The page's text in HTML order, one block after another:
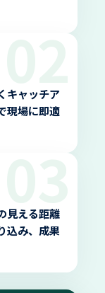
02
キャッチア
現場に即適
03
見える距離
込み、成果